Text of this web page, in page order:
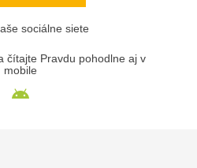
sociálne siete
čítajte Pravdu pohodlne aj v
mobile